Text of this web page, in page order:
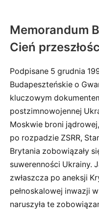
Memorandum
Cień
Podpisane 5 grudnia
Budapeszteńskie o
kluczowym
postzimnowojennej
Moskwie broni
po rozpadzie ZSRR,
Brytania zobowiązały
suwerenności Ukrainy.
zwłaszcza po aneksji
pełnoskalowej inwazji
naruszyła te